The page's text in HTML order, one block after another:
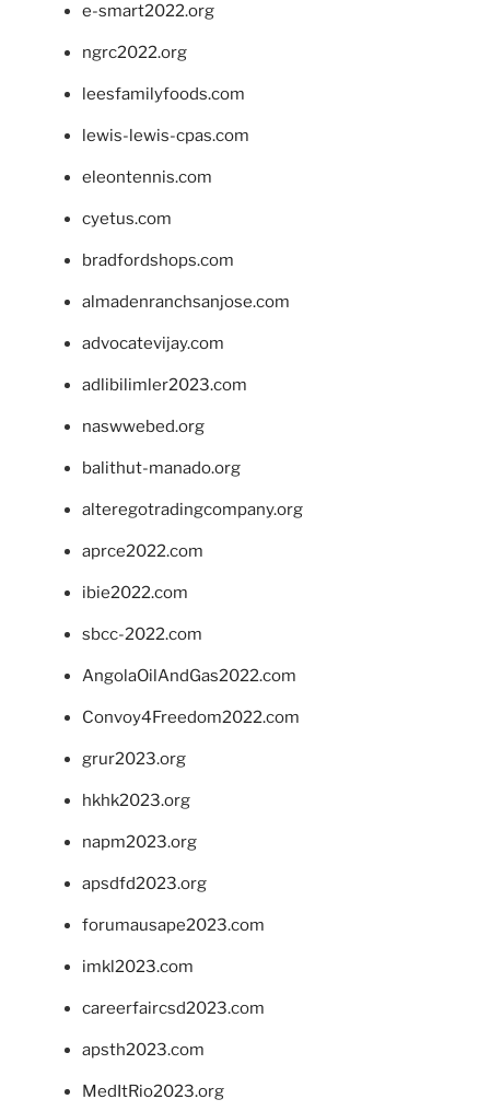
e-smart2022.org
ngrc2022.org
leesfamilyfoods.com
lewis-lewis-cpas.com
eleontennis.com
cyetus.com
bradfordshops.com
almadenranchsanjose.com
advocatevijay.com
adlibilimler2023.com
naswwebed.org
balithut-manado.org
alteregotradingcompany.org
aprce2022.com
ibie2022.com
sbcc-2022.com
AngolaOilAndGas2022.com
Convoy4Freedom2022.com
grur2023.org
hkhk2023.org
napm2023.org
apsdfd2023.org
forumausape2023.com
imkl2023.com
careerfaircsd2023.com
apsth2023.com
MedItRio2023.org